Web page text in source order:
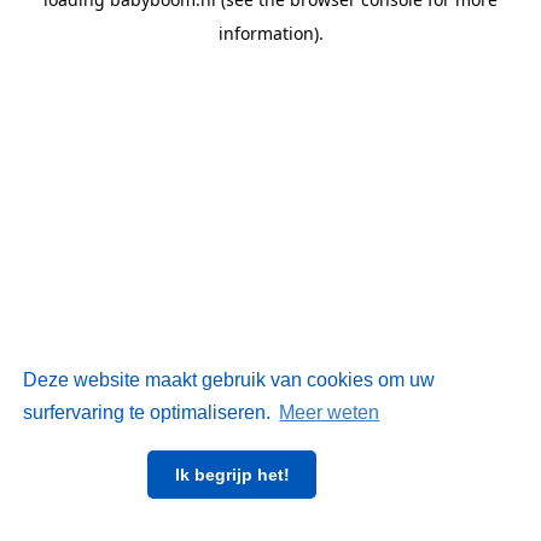
Deze website maakt gebruik van cookies om uw
surfervaring te optimaliseren. Meer weten
Ik begrijp het!
information).